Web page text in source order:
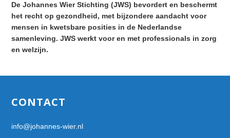
De Johannes Wier Stichting (JWS) bevordert en beschermt
het recht op gezondheid, met bijzondere aandacht voor
mensen in kwetsbare posities in de Nederlandse
samenleving. JWS werkt voor en met professionals in zorg
en welzijn.
Footer
CONTACT
info@johannes-wier.nl